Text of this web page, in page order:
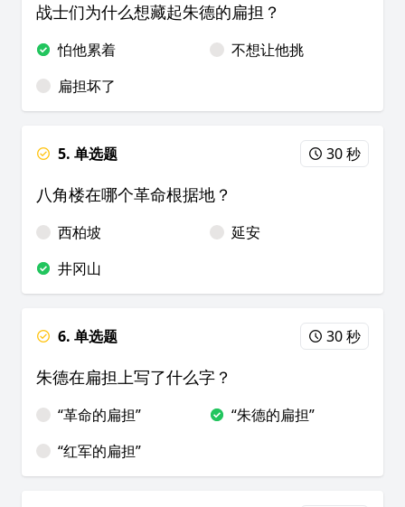
战士们为什么想藏起朱德的扁担？
怕他累着
不想让他挑
扁担坏了
5. 单选题 30 秒
八角楼在哪个革命根据地？
西柏坡
延安
井冈山
6. 单选题 30 秒
朱德在扁担上写了什么字？
“革命的扁担”
“朱德的扁担”
“红军的扁担”